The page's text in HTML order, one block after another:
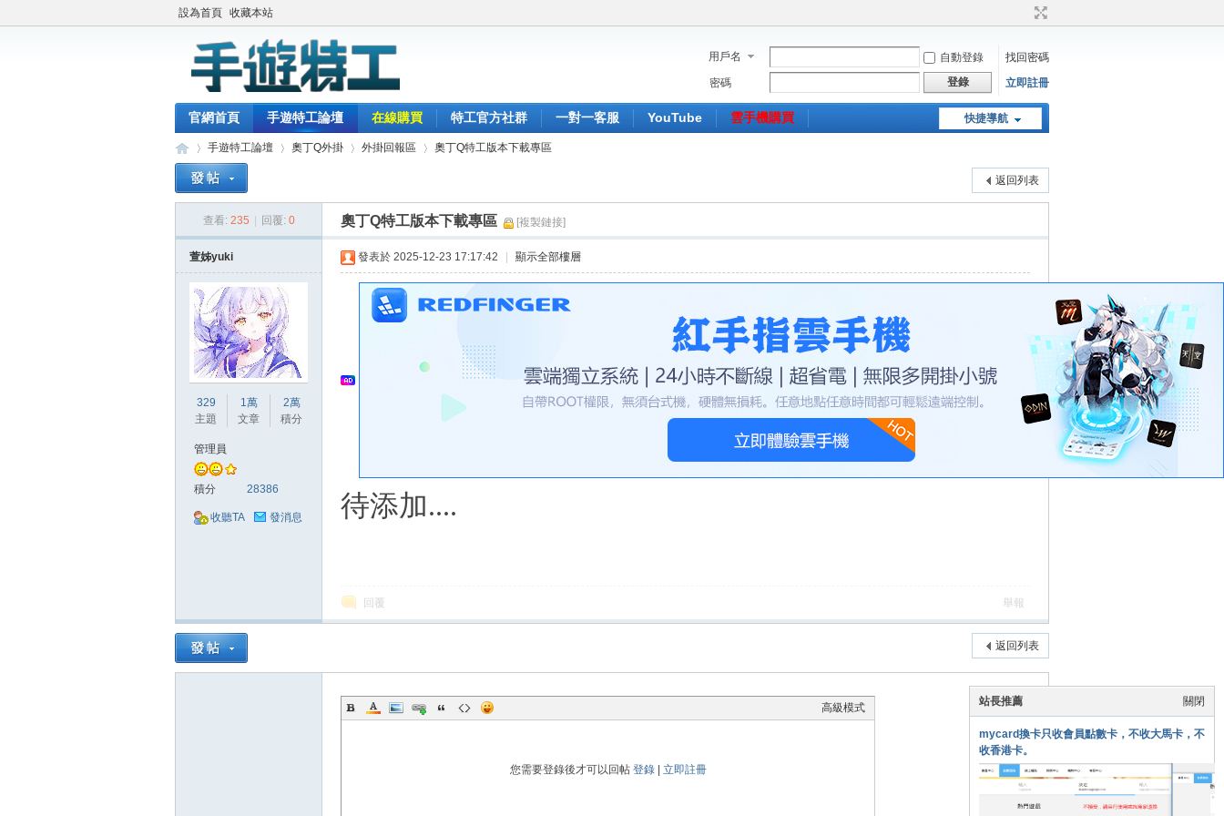
設為首頁 收藏本站
用戶名 自動登錄
找回密碼
密碼
登錄 立即註冊
快捷導航
官網首頁 手遊特工論壇 在線購買 特工官方社群 一對一客服 YouTube
雲手機購買
手遊特工論壇
›
奧丁Q外掛
›
外掛回報區
›
奧丁Q特工版本下載專區
返回列表
查看: 235 回覆: 0 奧丁Q特工版本下載專區 [複製鏈接]
萱姊yuki
329
主題
1萬
文章
2萬
積分
管理員
積分 28386
收聽TA 發消息
發表於 2025-12-23 17:17:42 顯示全部樓層
待添加....
回覆 舉報
返回列表
高級模式
您需要登錄後才可以回帖 登錄| 立即註冊
關閉
站長推薦
mycard換卡只收會員點數卡，不收大馬卡，不
收香港卡。